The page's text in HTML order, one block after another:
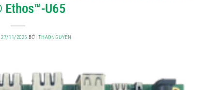
U65
27/11/2025 BỞI THAONGUYEN